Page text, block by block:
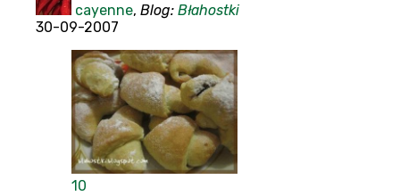
cayenne, Blog: Błahostki
30-09-2007
10